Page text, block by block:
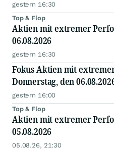
gestern 16:30
Top & Flop
Aktien mit extremer
06.08.2026
gestern 16:30
Fokus Aktien mit
Donnerstag, den
gestern 16:00
Top & Flop
Aktien mit extremer
05.08.2026
05.08.26, 21:30